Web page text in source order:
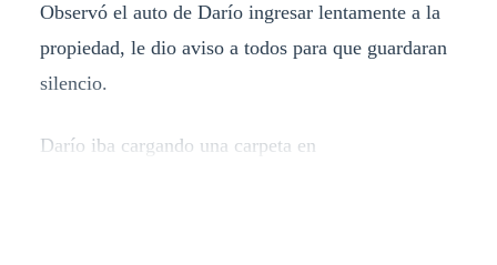
Observó el auto de Darío ingresar lentamente a la
propiedad, le dio aviso a todos para que guardaran
silencio.
Darío iba cargando una carpeta en